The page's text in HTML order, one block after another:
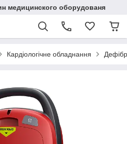
медицинского оборудованя
Кардіологічне обладнання